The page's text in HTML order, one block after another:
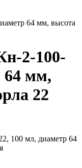
64 мм, высота
2-100-
64 мм,
22